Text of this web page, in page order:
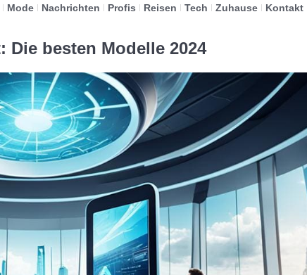
Mode Nachrichten Profis Reisen Tech Zuhause Kontakt
Die besten Modelle 2024